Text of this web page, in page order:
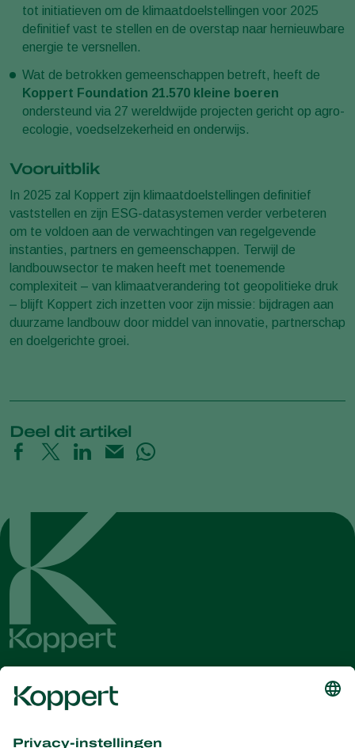
tot initiatieven om de klimaatdoelstellingen voor 2025
definitief vast te stellen en de overstap naar hernieuwbare
energie te versnellen.
Wat de betrokken gemeenschappen betreft, heeft de
Koppert Foundation 21.570 kleine boeren
ondersteund via 27 wereldwijde projecten gericht op agro-
ecologie, voedselzekerheid en onderwijs.
Vooruitblik
In 2025 zal Koppert zijn klimaatdoelstellingen definitief
vaststellen en zijn ESG-datasystemen verder verbeteren
om te voldoen aan de verwachtingen van regelgevende
instanties, partners en gemeenschappen. Terwijl de
landbouwsector te maken heeft met toenemende
complexiteit – van klimaatverandering tot geopolitieke druk
– blijft Koppert zich inzetten voor zijn missie: bijdragen aan
duurzame landbouw door middel van innovatie, partnerschap
en doelgerichte groei.
Deel dit artikel
Ontvang het laatste nieuws en
informatie